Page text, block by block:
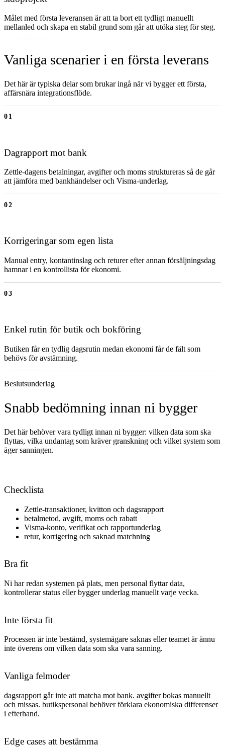
Målet med första leveransen är att ta bort ett tydligt manuellt
mellanled och skapa en stabil grund som går att utöka steg för steg.
Vanliga scenarier i en första leverans
Det här är typiska delar som brukar ingå när vi bygger ett första,
affärsnära integrationsflöde.
01
Dagrapport mot bank
Zettle-dagens betalningar, avgifter och moms struktureras så de går
att jämföra med bankhändelser och Visma-underlag.
02
Korrigeringar som egen lista
Manual entry, kontantinslag och returer efter annan försäljningsdag
hamnar i en kontrollista för ekonomi.
03
Enkel rutin för butik och bokföring
Butiken får en tydlig dagsrutin medan ekonomi får de fält som
behövs för avstämning.
Beslutsunderlag
Snabb bedömning innan ni bygger
Det här behöver vara tydligt innan ni bygger: vilken data som ska
flyttas, vilka undantag som kräver granskning och vilket system som
äger sanningen.
Checklista
Zettle-transaktioner, kvitton och dagsrapport
betalmetod, avgift, moms och rabatt
Visma-konto, verifikat och rapportunderlag
retur, korrigering och saknad matchning
Bra fit
Ni har redan systemen på plats, men personal flyttar data,
kontrollerar status eller bygger underlag manuellt varje vecka.
Inte första fit
Processen är inte bestämd, systemägare saknas eller teamet är ännu
inte överens om vilken data som ska vara sanning.
Vanliga felmoder
dagsrapport går inte att matcha mot bank. avgifter bokas manuellt
och missas. butikspersonal behöver förklara ekonomiska differenser
i efterhand.
Edge cases att bestämma